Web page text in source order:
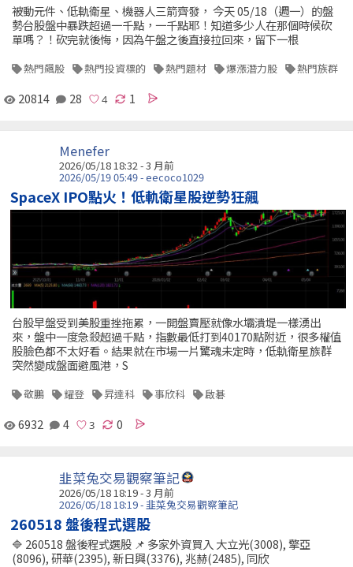
被動元件、低軌衛星、機器人三箭齊發， 今天 05/18（週一）的盤
勢台股盤中暴跌超過一千點，一千點耶！知道多少人在那個時候砍
單嗎？！砍完就後悔，因為午盤之後直接拉回來，留下一根
熱門飆股 熱門投資標的 熱門題材 爆漲潛力股 熱門族群
20814 28 1
Menefer
2026/05/18 18:32 - 3 月前
2026/05/19 05:49 - eecoco1029
SpaceX IPO點火！低軌衛星股逆勢狂飆
台股早盤受到美股重挫拖累，一開盤賣壓就像水壩潰堤一樣湧出
來，盤中一度急殺超過千點，指數最低打到40170點附近，很多權值
股臉色都不太好看。結果就在市場一片驚魂未定時，低軌衛星族群
突然變成盤面避風港，S
敬鵬 耀登 昇達科 事欣科 啟碁
6932 4 0
韭菜兔交易觀察筆記
2026/05/18 18:19 - 3 月前
2026/05/18 18:19 - 韭菜兔交易觀察筆記
260518 盤後程式選股
🔷 260518 盤後程式選股 📌 多家外資買入 大立光(3008), 擎亞
(8096), 研華(2395), 新日興(3376), 兆赫(2485), 同欣